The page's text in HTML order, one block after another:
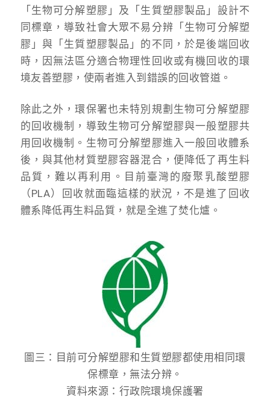
「生物可分解塑膠」及「生質塑膠製品」設計不
同標章，導致社會大眾不易分辨「生物可分解塑
膠」與「生質塑膠製品」的不同，於是後端回收
時，因無法區分適合物理性回收或有機回收的環
境友善塑膠，使兩者進入到錯誤的回收管道。
除此之外，環保署也未特別規劃生物可分解塑膠
的回收機制，導致生物可分解塑膠與一般塑膠共
用回收機制。生物可分解塑膠進入一般回收體系
後，與其他材質塑膠容器混合，便降低了再生料
品質，難以再利用。目前臺灣的廢聚乳酸塑膠
（PLA）回收就面臨這樣的狀況，不是進了回收
體系降低再生料品質，就是全進了焚化爐。
圖三：目前可分解塑膠和生質塑膠都使用相同環
保標章，無法分辨。
資料來源：行政院環境保護署